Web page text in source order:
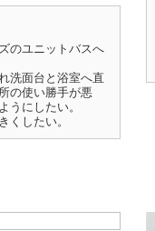
のユニットバスへ
洗面台と浴室へ直
の使い勝手が悪
うにしたい。
くしたい。